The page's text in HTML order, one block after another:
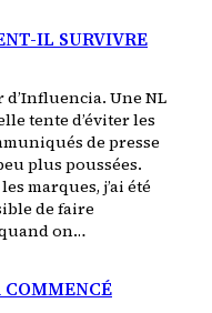
IL SURVIVRE
Une NL
tente d’éviter les
de presse
plus poussées.
marques, j’ai été
de faire
on…
COMMENCÉ